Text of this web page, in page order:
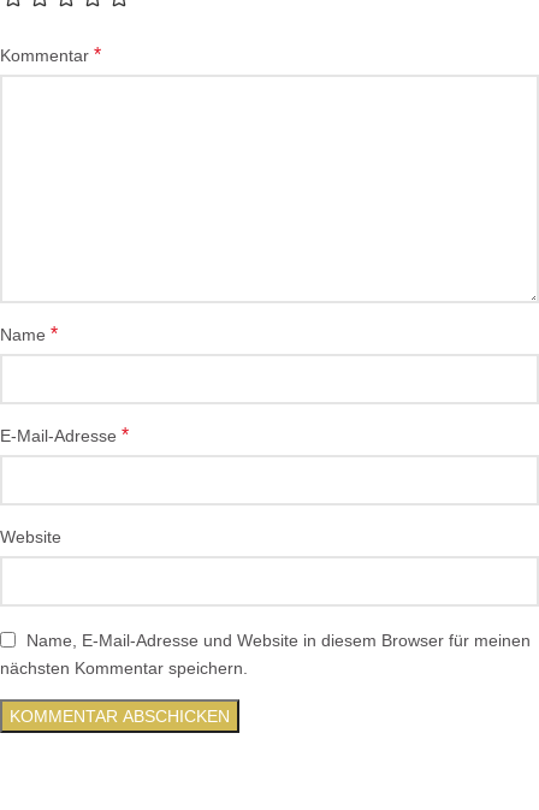
Kommentar *
Name *
E-Mail-Adresse *
Website
Name, E-Mail-Adresse und Website in diesem Browser für meinen
nächsten Kommentar speichern.